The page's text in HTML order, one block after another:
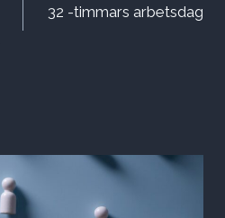
32 -timmars arbetsdag